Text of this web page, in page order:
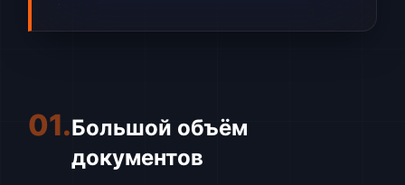
01.Большой объём
документов